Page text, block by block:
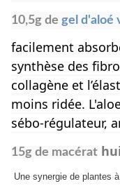
10,5g de gel d'aloé
facilement
synthèse des
collagène et
moins ridée.
sébo-régulateur,
15g de macérat
Une synergie de plantes